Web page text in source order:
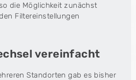
die Möglichkeit zunächst
Filtereinstellungen
vereinfacht
Standorten gab es bisher